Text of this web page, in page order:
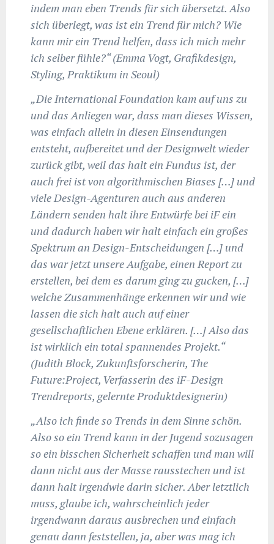
indem man eben Trends für sich übersetzt. Also
sich überlegt, was ist ein Trend für mich? Wie
kann mir ein Trend helfen, dass ich mich mehr
ich selber fühle?“ (Emma Vogt, Grafikdesign,
Styling, Praktikum in Seoul)
„Die International Foundation kam auf uns zu
und das Anliegen war, dass man dieses Wissen,
was einfach allein in diesen Einsendungen
entsteht, aufbereitet und der Designwelt wieder
zurück gibt, weil das halt ein Fundus ist, der
auch frei ist von algorithmischen Biases […] und
viele Design-Agenturen auch aus anderen
Ländern senden halt ihre Entwürfe bei iF ein
und dadurch haben wir halt einfach ein großes
Spektrum an Design-Entscheidungen […] und
das war jetzt unsere Aufgabe, einen Report zu
erstellen, bei dem es darum ging zu gucken, […]
welche Zusammenhänge erkennen wir und wie
lassen die sich halt auch auf einer
gesellschaftlichen Ebene erklären. […] Also das
ist wirklich ein total spannendes Projekt.“
(Judith Block, Zukunftsforscherin, The
Future:Project, Verfasserin des iF-Design
Trendreports, gelernte Produktdesignerin)
„Also ich finde so Trends in dem Sinne schön.
Also so ein Trend kann in der Jugend sozusagen
so ein bisschen Sicherheit schaffen und man will
dann nicht aus der Masse rausstechen und ist
dann halt irgendwie darin sicher. Aber letztlich
muss, glaube ich, wahrscheinlich jeder
irgendwann daraus ausbrechen und einfach
genau dann feststellen, ja, aber was mag ich